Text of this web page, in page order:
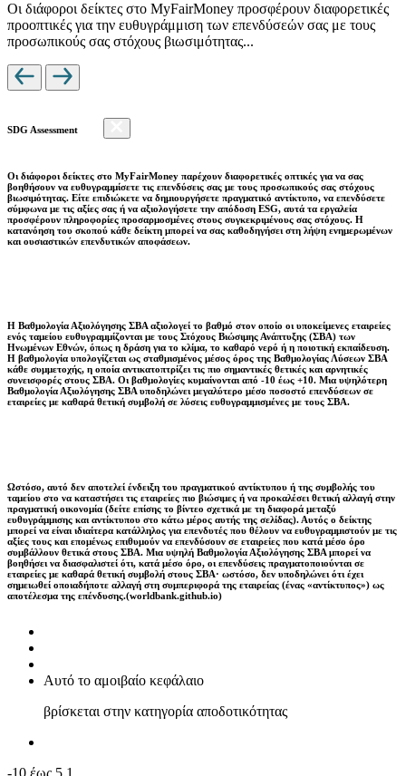
Οι διάφοροι δείκτες στο MyFairMoney προσφέρουν διαφορετικές
προοπτικές για την ευθυγράμμιση των επενδύσεών σας με τους
προσωπικούς σας στόχους βιωσιμότητας...
SDG Assessment
Οι διάφοροι δείκτες στο MyFairMoney παρέχουν διαφορετικές οπτικές για να σας
βοηθήσουν να ευθυγραμμίσετε τις επενδύσεις σας με τους προσωπικούς σας στόχους
βιωσιμότητας. Είτε επιδιώκετε να δημιουργήσετε πραγματικό αντίκτυπο, να επενδύσετε
σύμφωνα με τις αξίες σας ή να αξιολογήσετε την απόδοση ESG, αυτά τα εργαλεία
προσφέρουν πληροφορίες προσαρμοσμένες στους συγκεκριμένους σας στόχους. Η
κατανόηση του σκοπού κάθε δείκτη μπορεί να σας καθοδηγήσει στη λήψη ενημερωμένων
και ουσιαστικών επενδυτικών αποφάσεων.
Η Βαθμολογία Αξιολόγησης ΣΒΑ αξιολογεί το βαθμό στον οποίο οι υποκείμενες εταιρείες
ενός ταμείου ευθυγραμμίζονται με τους Στόχους Βιώσιμης Ανάπτυξης (ΣΒΑ) των
Ηνωμένων Εθνών, όπως η δράση για το κλίμα, το καθαρό νερό ή η ποιοτική εκπαίδευση.
Η βαθμολογία υπολογίζεται ως σταθμισμένος μέσος όρος της Βαθμολογίας Λύσεων ΣΒΑ
κάθε συμμετοχής, η οποία αντικατοπτρίζει τις πιο σημαντικές θετικές και αρνητικές
συνεισφορές στους ΣΒΑ. Οι βαθμολογίες κυμαίνονται από -10 έως +10. Μια υψηλότερη
Βαθμολογία Αξιολόγησης ΣΒΑ υποδηλώνει μεγαλύτερο μέσο ποσοστό επενδύσεων σε
εταιρείες με καθαρά θετική συμβολή σε λύσεις ευθυγραμμισμένες με τους ΣΒΑ.
Ωστόσο, αυτό δεν αποτελεί ένδειξη του πραγματικού αντίκτυπου ή της συμβολής του
ταμείου στο να καταστήσει τις εταιρείες πιο βιώσιμες ή να προκαλέσει θετική αλλαγή στην
πραγματική οικονομία (δείτε επίσης το βίντεο σχετικά με τη διαφορά μεταξύ
ευθυγράμμισης και αντίκτυπου στο κάτω μέρος αυτής της σελίδας). Αυτός ο δείκτης
μπορεί να είναι ιδιαίτερα κατάλληλος για επενδυτές που θέλουν να ευθυγραμμιστούν με τις
αξίες τους και επομένως επιθυμούν να επενδύσουν σε εταιρείες που κατά μέσο όρο
συμβάλλουν θετικά στους ΣΒΑ. Μια υψηλή Βαθμολογία Αξιολόγησης ΣΒΑ μπορεί να
βοηθήσει να διασφαλιστεί ότι, κατά μέσο όρο, οι επενδύσεις πραγματοποιούνται σε
εταιρείες με καθαρά θετική συμβολή στους ΣΒΑ· ωστόσο, δεν υποδηλώνει ότι έχει
σημειωθεί οποιαδήποτε αλλαγή στη συμπεριφορά της εταιρείας (ένας «αντίκτυπος») ως
αποτέλεσμα της επένδυσης.(worldbank.github.io)
Αυτό το αμοιβαίο κεφάλαιο
βρίσκεται στην κατηγορία αποδοτικότητας
-10 έως 5,1